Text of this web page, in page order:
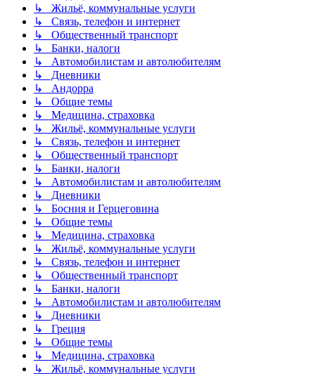
↳ Жильё, коммунальные услуги
↳ Связь, телефон и интернет
↳ Общественный транспорт
↳ Банки, налоги
↳ Автомобилистам и автолюбителям
↳ Дневники
↳ Андорра
↳ Общие темы
↳ Медицина, страховка
↳ Жильё, коммунальные услуги
↳ Связь, телефон и интернет
↳ Общественный транспорт
↳ Банки, налоги
↳ Автомобилистам и автолюбителям
↳ Дневники
↳ Босния и Герцеговина
↳ Общие темы
↳ Медицина, страховка
↳ Жильё, коммунальные услуги
↳ Связь, телефон и интернет
↳ Общественный транспорт
↳ Банки, налоги
↳ Автомобилистам и автолюбителям
↳ Дневники
↳ Греция
↳ Общие темы
↳ Медицина, страховка
↳ Жильё, коммунальные услуги